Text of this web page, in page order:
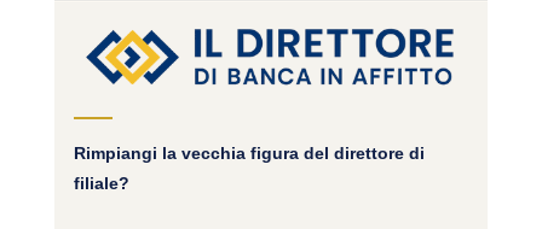
Rimpiangi la vecchia figura del direttore di
filiale?